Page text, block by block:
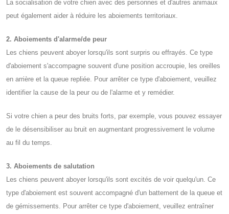
La socialisation de votre chien avec des personnes et d'autres animaux
peut également aider à réduire les aboiements territoriaux.
2. Aboiements d'alarme/de peur
Les chiens peuvent aboyer lorsqu'ils sont surpris ou effrayés. Ce type
d'aboiement s'accompagne souvent d'une position accroupie, les oreilles
en arrière et la queue repliée. Pour arrêter ce type d'aboiement, veuillez
identifier la cause de la peur ou de l'alarme et y remédier.
Si votre chien a peur des bruits forts, par exemple, vous pouvez essayer
de le désensibiliser au bruit en augmentant progressivement le volume
au fil du temps.
3. Aboiements de salutation
Les chiens peuvent aboyer lorsqu'ils sont excités de voir quelqu'un. Ce
type d'aboiement est souvent accompagné d'un battement de la queue et
de gémissements. Pour arrêter ce type d'aboiement, veuillez entraîner